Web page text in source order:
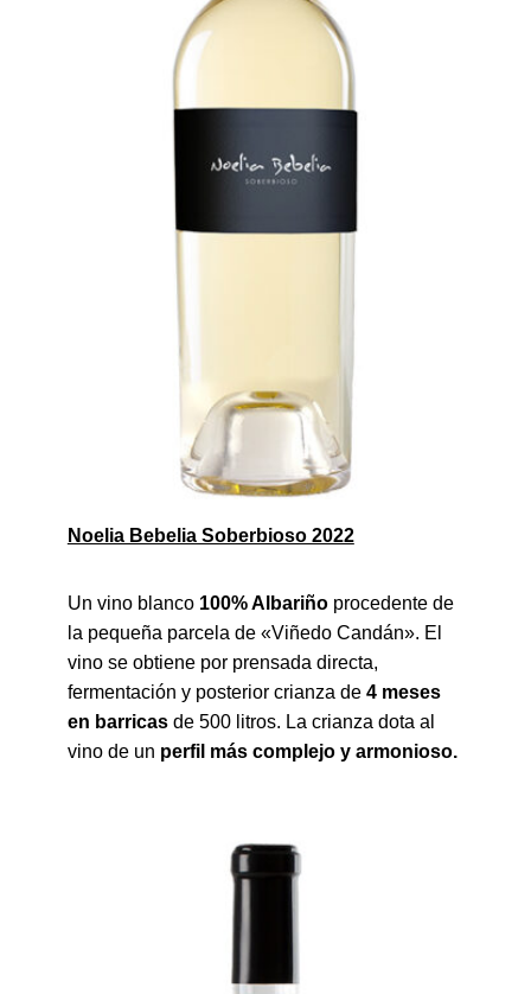
Noelia Bebelia Soberbioso 2022
Un vino blanco 100% Albariño procedente de
la pequeña parcela de «Viñedo Candán». El
vino se obtiene por prensada directa,
fermentación y posterior crianza de 4 meses
en barricasde 500 litros. La crianza dota al
vino de un perfil más complejo y armonioso.